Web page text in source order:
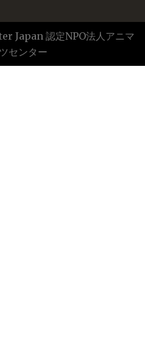
Japan 認定NPO法人アニマ
センター